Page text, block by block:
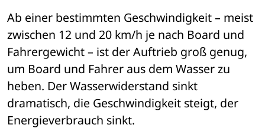
Ab einer bestimmten Geschwindigkeit – meist
zwischen 12 und 20 km/h je nach Board und
Fahrergewicht – ist der Auftrieb groß genug,
um Board und Fahrer aus dem Wasser zu
heben. Der Wasserwiderstand sinkt
dramatisch, die Geschwindigkeit steigt, der
Energieverbrauch sinkt.